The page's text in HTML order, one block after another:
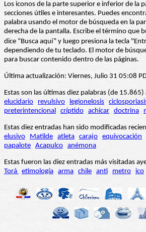
Los iconos de la parte superior e inferior de la
secciones útiles e interesantes. Puedes
palabra usando el motor de búsqueda en la
derecha de la pantalla. Escribe el término que
dice “Busca aquí” y luego presiona la tecla
dependiendo de tu teclado. El motor de
para buscar contenido dentro de las páginas.
Última actualización: Viernes, Julio 31 05:08
Estas son las últimas diez palabras (de
elucidario
revulsivo legionelosis
preterintencional críptido achicar doctrina
Estas diez entradas han sido modificadas
elusivo
Matilde atleta carajo equivocación
papalote Acapulco anémona
Estas fueron las diez entradas más visitadas
Torá etimología arma chile anti metro ico